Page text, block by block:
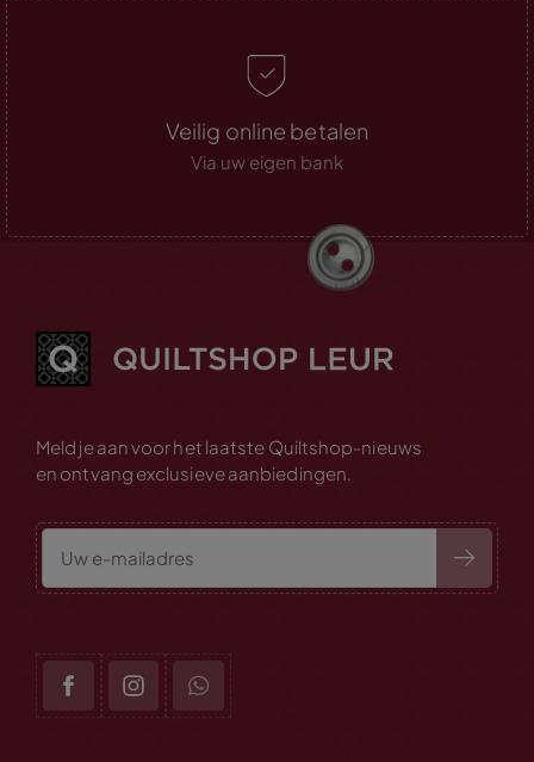
Veilig online betalen
Via uw eigen bank
Meld je aan voor het laatste Quiltshop-nieuws
en ontvang exclusieve aanbiedingen.